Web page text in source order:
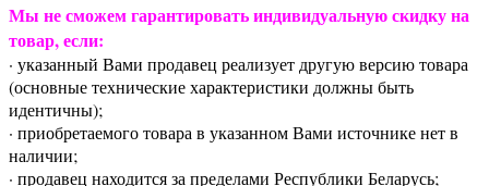
Мы не сможем гарантировать индивидуальную скидку на
товар, если:
· указанный Вами продавец реализует другую версию товара
(основные технические характеристики должны быть
идентичны);
· приобретаемого товара в указанном Вами источнике нет в
наличии;
· продавец находится за пределами Республики Беларусь;